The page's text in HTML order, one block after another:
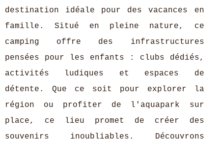
destination idéale pour des vacances en
famille. Situé en pleine nature, ce
camping offre des infrastructures
pensées pour les enfants : clubs dédiés,
activités ludiques et espaces de
détente. Que ce soit pour explorer la
région ou profiter de l'aquapark sur
place, ce lieu promet de créer des
souvenirs inoubliables. Découvrons